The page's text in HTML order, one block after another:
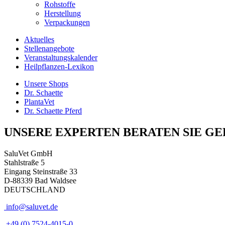
Rohstoffe
Herstellung
Verpackungen
Aktuelles
Stellenangebote
Veranstaltungskalender
Heilpflanzen-Lexikon
Unsere Shops
Dr. Schaette
PlantaVet
Dr. Schaette Pferd
UNSERE EXPERTEN BERATEN SIE
SaluVet GmbH
Stahlstraße 5
Eingang Steinstraße 33
D-88339 Bad Waldsee
DEUTSCHLAND
info@saluvet.de